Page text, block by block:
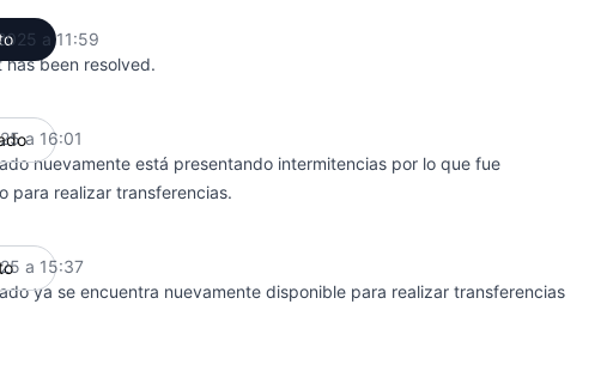
a 11:59
has been resolved.
a 16:01
nuevamente está presentando intermitencias por lo que fue
para realizar transferencias.
a 15:37
ya se encuentra nuevamente disponible para realizar transferencias